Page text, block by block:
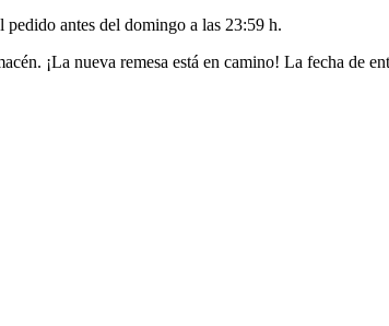
pedido antes del domingo a las 23:59 h.
¡La nueva remesa está en camino! La fecha de